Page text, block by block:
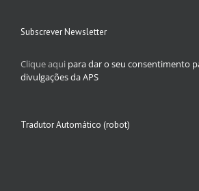
Subscrever Newsletter
Clique aqui para dar o seu consentimento
divulgações da APS
Tradutor Automático (robot)